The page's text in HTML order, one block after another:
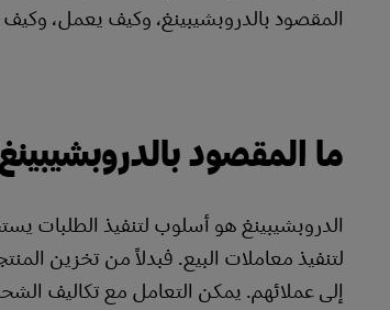
المقصود بالدروبشيبينغ، وكيف يعمل، وكيف
ما المقصود
الدروبشيبينغ هو أسلوب لتنفيذ الطلبات
لتنفيذ معاملات البيع. فبدلاً من تخزين
إلى عملائهم. يمكن التعامل مع تكاليف